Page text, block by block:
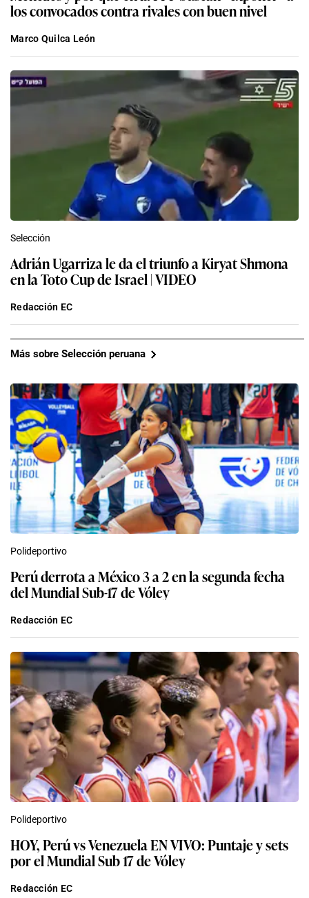
los convocados contra rivales con buen nivel
Marco Quilca León
Selección
Adrián Ugarriza le da el triunfo a Kiryat Shmona
en la Toto Cup de Israel | VIDEO
Redacción EC
Más sobre Selección peruana
Polideportivo
Perú derrota a México 3 a 2 en la segunda fecha
del Mundial Sub-17 de Vóley
Redacción EC
Polideportivo
HOY, Perú vs Venezuela EN VIVO: Puntaje y sets
por el Mundial Sub 17 de Vóley
Redacción EC